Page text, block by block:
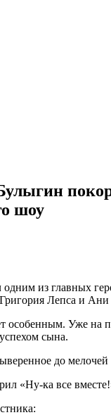
шоу
из главных
Лепса и
Уже на
сына.
до мелочей